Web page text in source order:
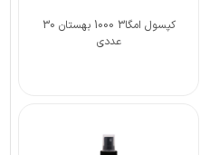
کپسول امگا3 1000 بهستان 30
عددی